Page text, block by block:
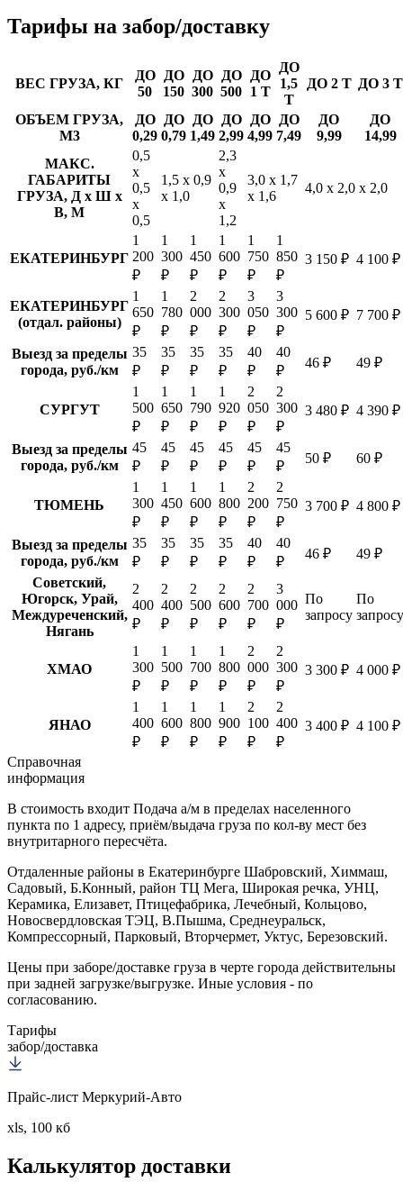
Тарифы на забор/доставку
ВЕС ГРУЗА, КГ
ДО
50
ДО
150
ДО
300
ДО
500
ДО
1 Т
ДО
1,5
Т
ДО 2 Т ДО 3 Т
ОБЪЕМ ГРУЗА,
М3
ДО
0,29
ДО
0,79
ДО
1,49
ДО
2,99
ДО
4,99
ДО
7,49
ДО
9,99
ДО
14,99
МАКС.
ГАБАРИТЫ
ГРУЗА, Д х Ш х
В, М
0,5
х
0,5
х
0,5
1,5 х 0,9
х 1,0
2,3
х
0,9
х
1,2
3,0 х 1,7
х 1,6
4,0 х 2,0 х 2,0
ЕКАТЕРИНБУРГ
1
200
₽
1
300
₽
1
450
₽
1
600
₽
1
750
₽
1
850
₽
3 150 ₽ 4 100 ₽
ЕКАТЕРИНБУРГ
(отдал. районы)
1
650
₽
1
780
₽
2
000
₽
2
300
₽
3
050
₽
3
300
₽
5 600 ₽ 7 700 ₽
Выезд за пределы
города, руб./км
35
₽
35
₽
35
₽
35
₽
40
₽
40
₽
46 ₽ 49 ₽
СУРГУТ
1
500
₽
1
650
₽
1
790
₽
1
920
₽
2
050
₽
2
300
₽
3 480 ₽ 4 390 ₽
Выезд за пределы
города, руб./км
45
₽
45
₽
45
₽
45
₽
45
₽
45
₽
50 ₽ 60 ₽
ТЮМЕНЬ
1
300
₽
1
450
₽
1
600
₽
1
800
₽
2
200
₽
2
750
₽
3 700 ₽ 4 800 ₽
Выезд за пределы
города, руб./км
35
₽
35
₽
35
₽
35
₽
40
₽
40
₽
46 ₽
49 ₽
Советский,
Югорск, Урай,
Междуреченский,
Нягань
2
400
₽
2
400
₽
2
500
₽
2
600
₽
2
700
₽
3
000
₽
По
запросу
По
запросу
ХМАО
1
300
₽
1
500
₽
1
700
₽
1
800
₽
2
000
₽
2
300
₽
3 300 ₽ 4 000 ₽
ЯНАО
1
400
₽
1
600
₽
1
800
₽
1
900
₽
2
100
₽
2
400
₽
3 400 ₽ 4 100 ₽
Справочная
информация
В стоимость входит Подача а/м в пределах населенного
пункта по 1 адресу, приём/выдача груза по кол-ву мест без
внутритарного пересчёта.
Отдаленные районы в Екатеринбурге Шабровский, Химмаш,
Садовый, Б.Конный, район ТЦ Мега, Широкая речка, УНЦ,
Керамика, Елизавет, Птицефабрика, Лечебный, Кольцово,
Новосвердловская ТЭЦ, В.Пышма, Среднеуральск,
Компрессорный, Парковый, Вторчермет, Уктус, Березовский.
Цены при заборе/доставке груза в черте города действительны
при задней загрузке/выгрузке. Иные условия - по
согласованию.
Тарифы
забор/доставка
Прайс-лист Меркурий-Авто
xls, 100 кб
Калькулятор доставки